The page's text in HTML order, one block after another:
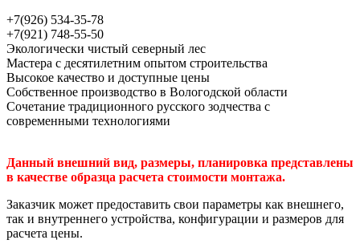
+7(926) 534-35-78
+7(921) 748-55-50
Экологически чистый северный лес
Мастера с десятилетним опытом строительства
Высокое качество и доступные цены
Собственное производство в Вологодской области
Сочетание традиционного русского зодчества с
современными технологиями
Данный внешний вид, размеры, планировка представлены
в качестве образца расчета стоимости монтажа.
Заказчик может предоставить свои параметры как внешнего,
так и внутреннего устройства, конфигурации и размеров для
расчета цены.